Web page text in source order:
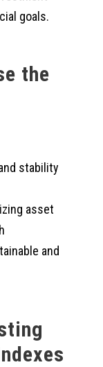
goals.
the
stability
asset
and